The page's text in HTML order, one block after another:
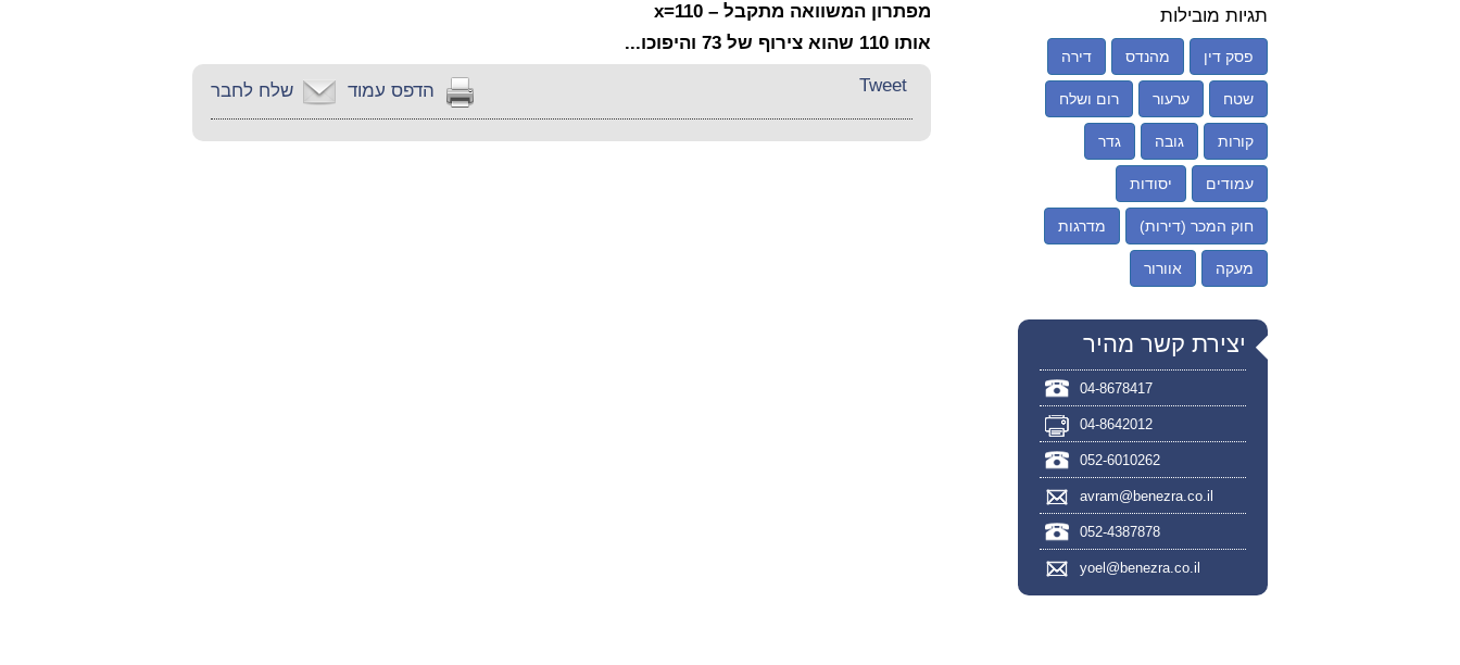
מפתרון המשוואה מתקבל – x=110
אותו 110 שהוא צירוף של 73 והיפוכו...
שלח לחבר הדפס עמוד Tweet
תגיות מובילות
פסק דין מהנדס דירה
שטח ערעור רום ושלח
קורות גובה גדר
עמודים יסודות
חוק המכר (דירות) מדרגות
מעקה אוורור
יצירת קשר מהיר
04-8678417
04-8642012
052-6010262
avram@benezra.co.il
052-4387878
yoel@benezra.co.il